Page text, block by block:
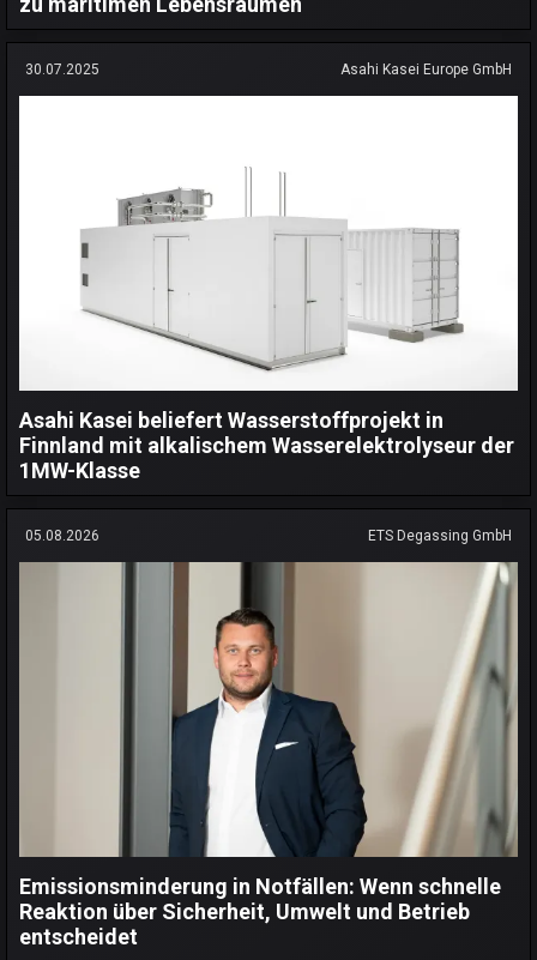
30.07.2025 Asahi Kasei Europe GmbH
Asahi Kasei beliefert Wasserstoffprojekt in
Finnland mit alkalischem Wasserelektrolyseur der
1MW-Klasse
05.08.2026 ETS Degassing GmbH
Emissionsminderung in Notfällen: Wenn schnelle
Reaktion über Sicherheit, Umwelt und Betrieb
entscheidet